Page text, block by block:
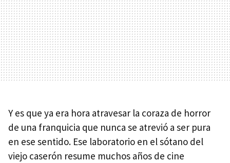
Y es que ya era hora atravesar la coraza de horror
de una franquicia que nunca se atrevió a ser pura
en ese sentido. Ese laboratorio en el sótano del
viejo caserón resume muchos años de cine